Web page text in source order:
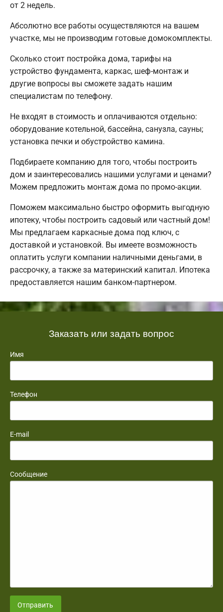
от 2 недель.
Абсолютно все работы осуществляются на вашем
участке, мы не производим готовые домокомплекты.
Сколько стоит постройка дома, тарифы на
устройство фундамента, каркас, шеф-монтаж и
другие вопросы вы сможете задать нашим
специалистам по телефону.
Не входят в стоимость и оплачиваются отдельно:
оборудование котельной, бассейна, санузла, сауны;
установка печки и обустройство камина.
Подбираете компанию для того, чтобы построить
дом и заинтересовались нашими услугами и ценами?
Можем предложить монтаж дома по промо-акции.
Поможем максимально быстро оформить выгодную
ипотеку, чтобы построить садовый или частный дом!
Мы предлагаем каркасные дома под ключ, с
доставкой и установкой. Вы имеете возможность
оплатить услуги компании наличными деньгами, в
рассрочку, а также за материнский капитал. Ипотека
предоставляется нашим банком-партнером.
Заказать или задать вопрос
Имя
Телефон
E-mail
Сообщение
Отправить